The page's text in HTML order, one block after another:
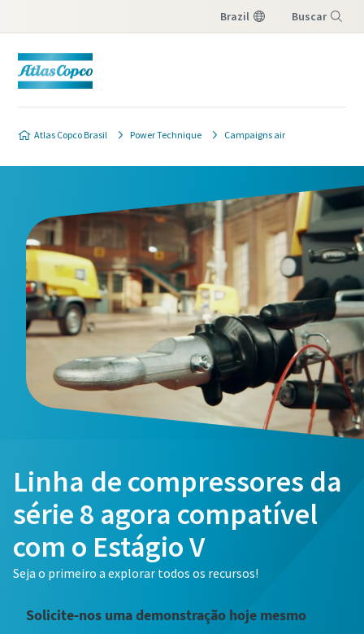
Brazil Buscar
Atlas Copco Brasil Power Technique Campaigns air
Linha de compressores da
série 8 agora compatível
com o Estágio V
Seja o primeiro a explorar todos os recursos!
Solicite-nos uma demonstração hoje mesmo